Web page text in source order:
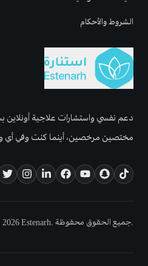
دعم نفسي واستشارات علاجية أونلاين
مختصين مرخصين، أينما كنت وفي
© 2026 Estenarh. جميع الحقوق محفوظة.
الشروط والأحكام